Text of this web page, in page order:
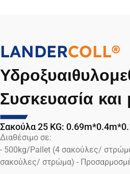
LANDERCOLL®
Συσκευασία και
Σακούλα 25 KG:
Διαθέσιμο σε:
- 500kg/Pallet (4 σακούλες/
σακούλες/ στρώμα) -